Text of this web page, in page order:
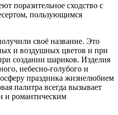
поразительное сходство с
пользующимся
своё название. Это
и воздушных цветов и при
создании шариков. Изделия
небесно-голубого и
праздника жизнелюбием
палитра всегда вызывает
и романтическим